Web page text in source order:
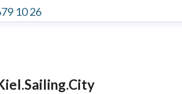
10 26